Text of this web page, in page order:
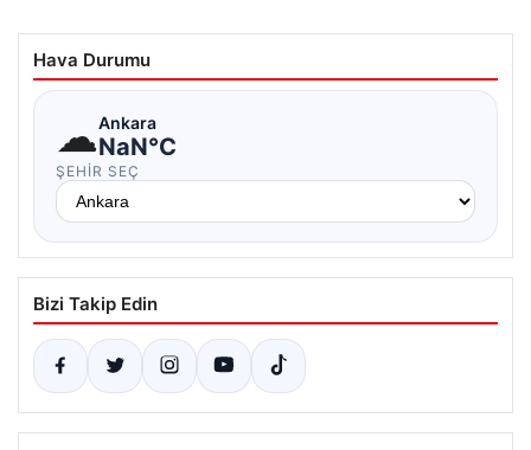
Hava Durumu
☁Ankara
NaN°C
ŞEHIR SEÇ
Bizi Takip Edin